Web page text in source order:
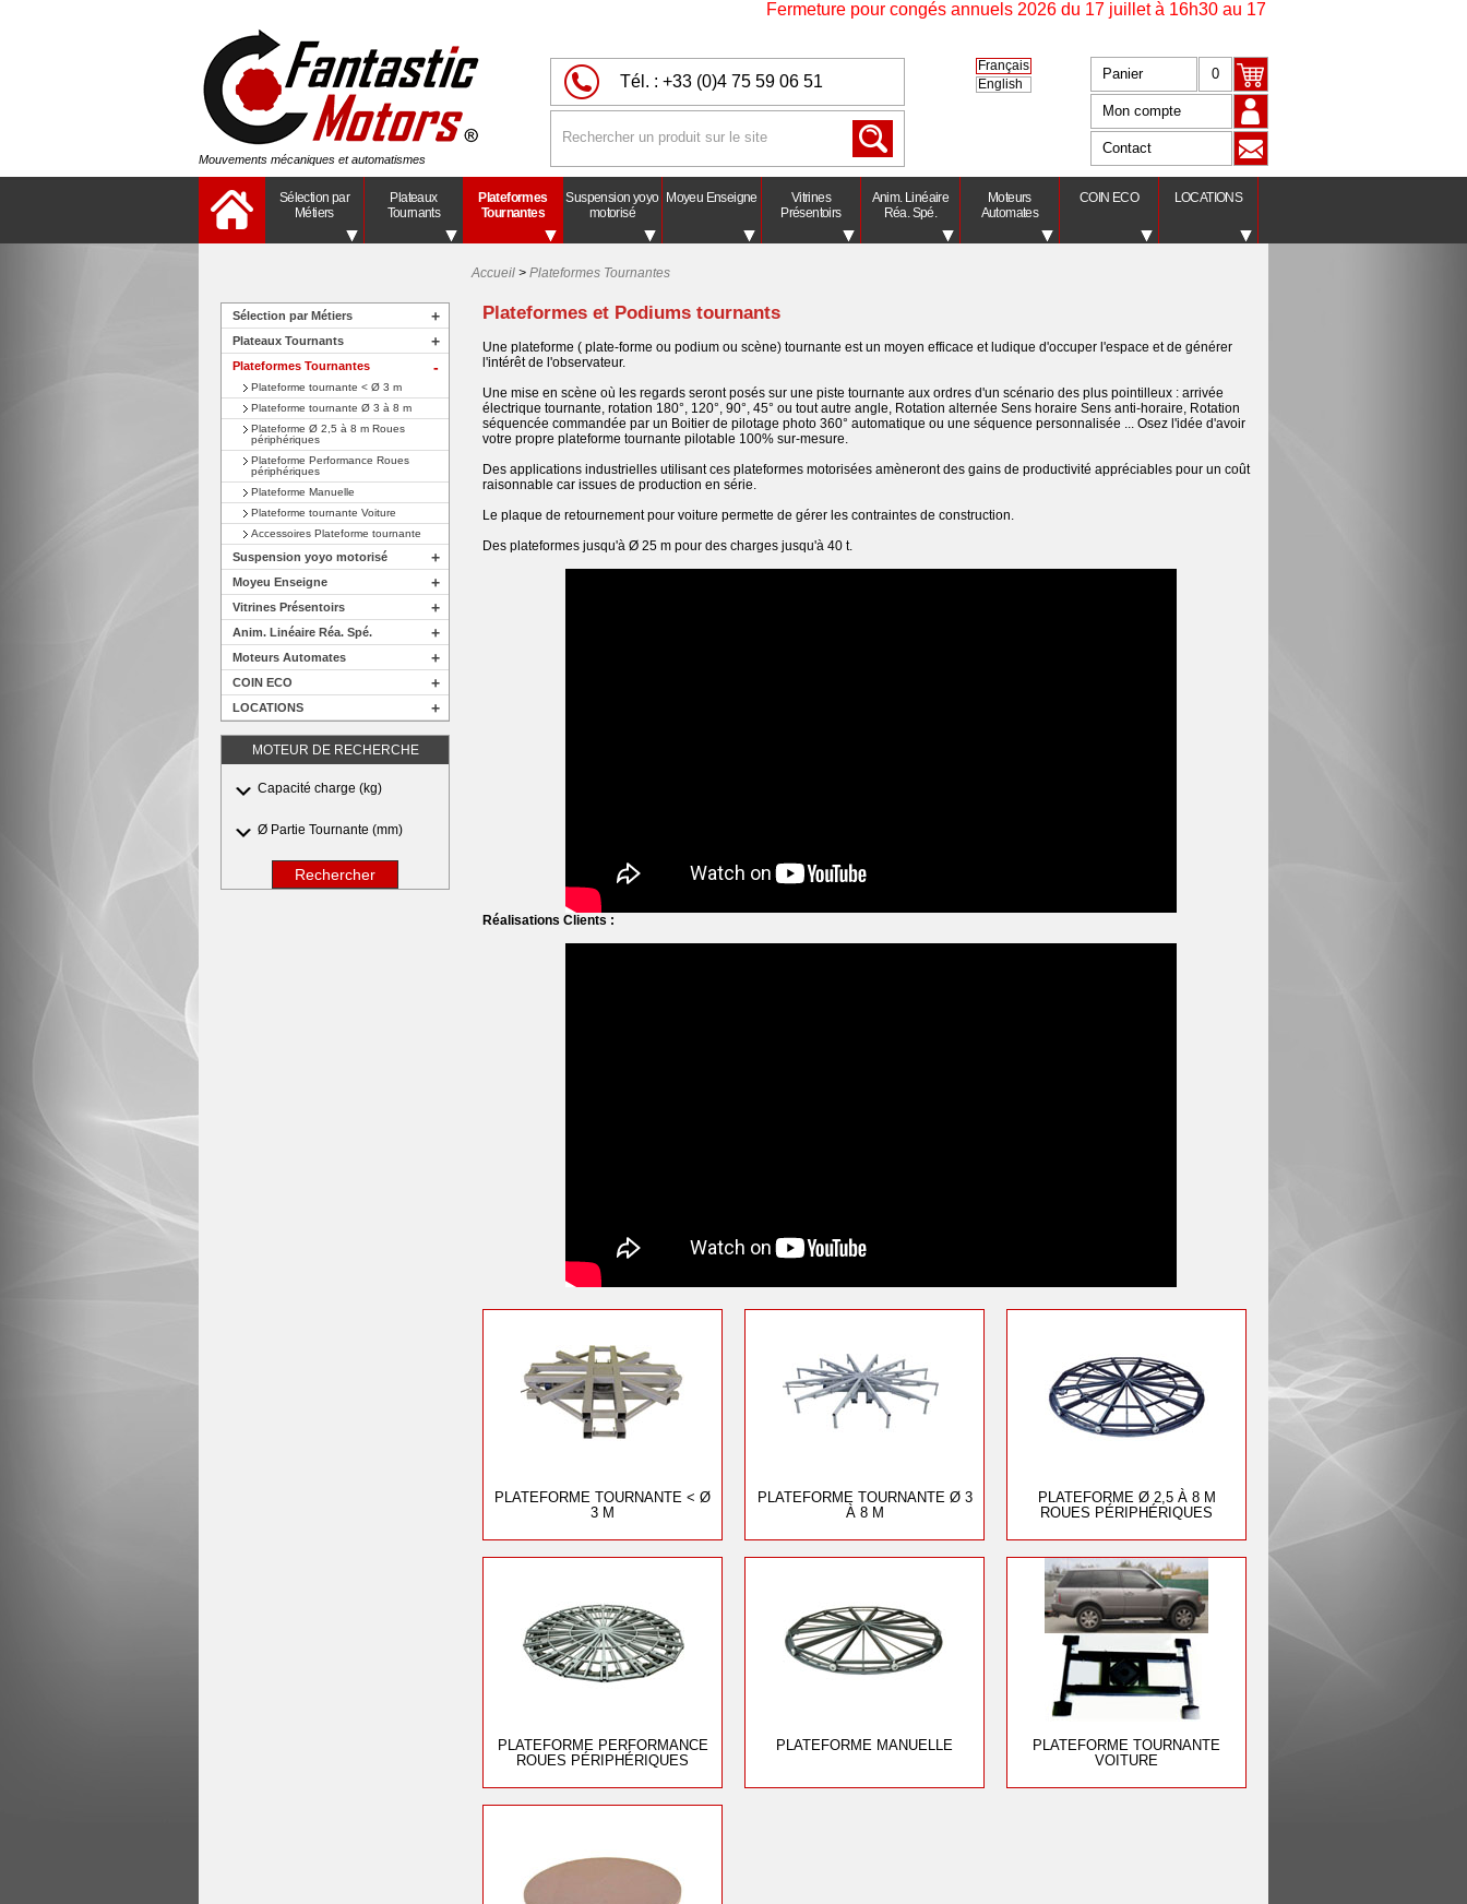
Fermeture pour congés annuels 2026 du 17 juillet à 16h30 au 17 août à 9h00. En raison d'un
Mouvements mécaniques et automatismes
Tél. : +33 (0)4 75 59 06 51
Français
English
0
Panier
Mon compte
Contact
Sélection par
Métiers
Plateaux
Tournants
Plateformes
Tournantes
Suspension yoyo
motorisé
Moyeu Enseigne
Vitrines
Présentoirs
Anim. Linéaire
Réa. Spé.
Moteurs
Automates
COIN ECO LOCATIONS
Accueil > Plateformes Tournantes
Sélection par Métiers +
Plateaux Tournants +
Plateformes Tournantes
Plateforme tournante < Ø 3 m
Plateforme tournante Ø 3 à 8 m
Plateforme Ø 2,5 à 8 m Roues
périphériques
Plateforme Performance Roues
périphériques
Plateforme Manuelle
Plateforme tournante Voiture
Accessoires Plateforme tournante
Suspension yoyo motorisé +
Moyeu Enseigne +
Vitrines Présentoirs +
Anim. Linéaire Réa. Spé. +
Moteurs Automates +
COIN ECO +
LOCATIONS +
MOTEUR DE RECHERCHE
Capacité charge (kg)
Ø Partie Tournante (mm)
Rechercher
Plateformes et Podiums tournants
Une plateforme ( plate-forme ou podium ou scène) tournante est un moyen efficace et ludique d'occuper l'espace et de générer
l'intérêt de l'observateur.
Une mise en scène où les regards seront posés sur une piste tournante aux ordres d'un scénario des plus pointilleux : arrivée
électrique tournante, rotation 180°, 120°, 90°, 45° ou tout autre angle, Rotation alternée Sens horaire Sens anti-horaire, Rotation
séquencée commandée par un Boitier de pilotage photo 360° automatique ou une séquence personnalisée ... Osez l'idée d'avoir
votre propre plateforme tournante pilotable 100% sur-mesure.
Des applications industrielles utilisant ces plateformes motorisées amèneront des gains de productivité appréciables pour un coût
raisonnable car issues de production en série.
Le plaque de retournement pour voiture permette de gérer les contraintes de construction.
Des plateformes jusqu'à Ø 25 m pour des charges jusqu'à 40 t.
Réalisations Clients :
PLATEFORME TOURNANTE < Ø
3 M
PLATEFORME TOURNANTE Ø 3
À 8 M
PLATEFORME Ø 2,5 À 8 M
ROUES PÉRIPHÉRIQUES
PLATEFORME PERFORMANCE
ROUES PÉRIPHÉRIQUES
PLATEFORME MANUELLE
PLATEFORME TOURNANTE
VOITURE